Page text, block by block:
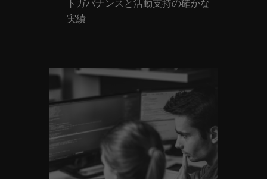
トガバナンスと活動支持の確かな
実績